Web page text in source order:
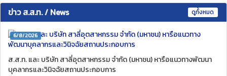
ข่าว ส.ส.ท. / News ดูทั้งหมด
6/8/2026
ส.ส.ท. และ บริษัท สาลี่อุตสาหกรรม จำกัด (มหาชน) หารือแนวทางพัฒนา
บุคลากรและวินิจฉัยสถานประกอบการ